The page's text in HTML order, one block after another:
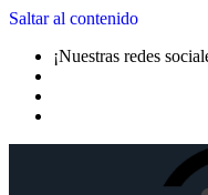
Saltar al contenido
¡Nuestras redes